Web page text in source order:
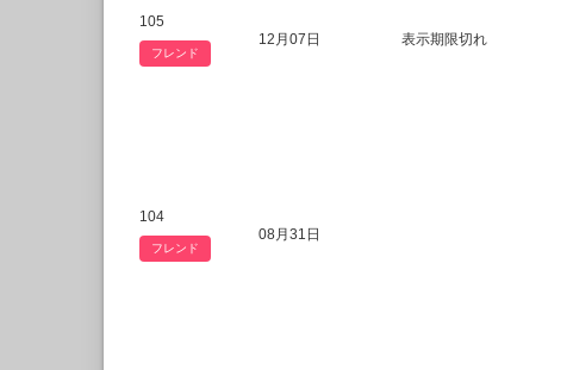
105
フレンド
12月07日 表示期限切れ
104
フレンド
08月31日